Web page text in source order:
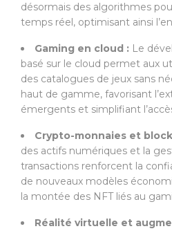
désormais des algorithmes
temps réel, optimisant ainsi
Gaming en cloud : Le
basé sur le cloud permet aux
des catalogues de jeux sans
haut de gamme, favorisant
émergents et simplifiant
Crypto-monnaies et
des actifs numériques et la
transactions renforcent la
de nouveaux modèles
la montée des NFT liés au
Réalité virtuelle et